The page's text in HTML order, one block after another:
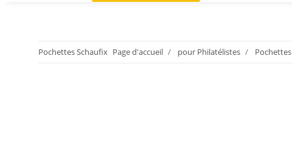
Pochettes Schaufix Page d'accueil pour Philatélistes Pochettes